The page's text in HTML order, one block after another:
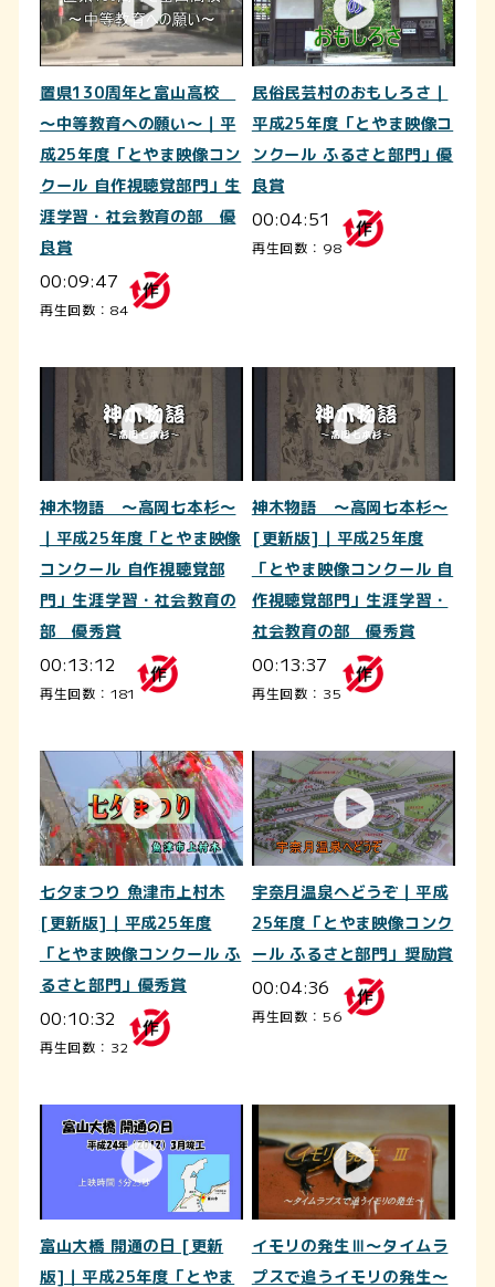
置県130周年と富山高校
～中等教育への願い～｜平
成25年度「とやま映像コン
クール 自作視聴覚部門」生
涯学習・社会教育の部 優
良賞
00:09:47
再生回数：84
民俗民芸村のおもしろさ｜
平成25年度「とやま映像コ
ンクール ふるさと部門」優
良賞
00:04:51
再生回数：98
神木物語 ～高岡七本杉～
｜平成25年度「とやま映像
コンクール 自作視聴覚部
門」生涯学習・社会教育の
部 優秀賞
00:13:12
再生回数：181
神木物語 ～高岡七本杉～
[更新版]｜平成25年度
「とやま映像コンクール 自
作視聴覚部門」生涯学習・
社会教育の部 優秀賞
00:13:37
再生回数：35
七夕まつり 魚津市上村木
[更新版]｜平成25年度
「とやま映像コンクール ふ
るさと部門」優秀賞
00:10:32
再生回数：32
宇奈月温泉へどうぞ｜平成
25年度「とやま映像コンク
ール ふるさと部門」奨励賞
00:04:36
再生回数：56
富山大橋 開通の日 [更新
版]｜平成25年度「とやま
イモリの発生Ⅲ～タイムラ
プスで追うイモリの発生～